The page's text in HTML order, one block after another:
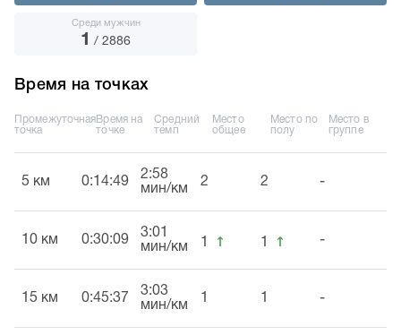
Среди мужчин
1 / 2886
Время на точках
Промежуточная
точка
Время на
точке
Средний
темп
Место
общее
Место по
полу
Место в
группе
5 км 0:14:49
2:58
мин/км
2 2 -
10 км 0:30:09
3:01
мин/км
1 ↑ 1 ↑ -
15 км 0:45:37
3:03
мин/км
-